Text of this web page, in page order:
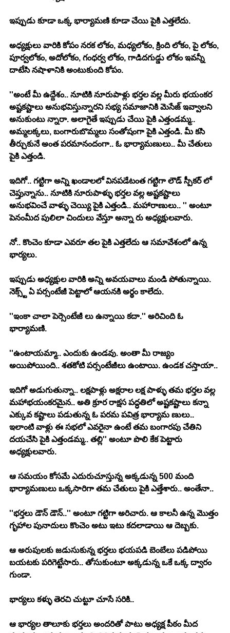
ఇప్పుడు కూడా ఒక్క భార్యామణి కూడా చేయి పైకి ఎత్తలేదు.
అధ్యక్షులు వారికి కోపం నరక లోకం, మధ్యలోకం, క్రింది లోకం, పై లోకం,
పూర్వలోకం, అదోలోకం, గంధర్వ లోకం, గాడిదగుడ్డు లోకం ఇవన్నీ
దాటేసి నషాళానికి అంటుకుంది కోపం.
''అంటే మీ ఉద్దేశం.. నూటికి నూరుపాళ్లు భర్తల వల్ల మీరు భయంకర
అష్టకష్టాలు అనుభవిస్తున్నారని సభ్య సమాజానికి మెసేజ్ ఇవ్వాలని
అనుకుంటు న్నారా. అలాగైతే ఇప్పుడు చేయి పైకి ఎత్తండమ్మ..
అమ్మలక్కలు, బంగారుబొమ్మలు సంతోషంగా పైకి ఎత్తండి. మీ కసి
తీర్చుకునే అంత పరమానందంగా.. ఓ భార్యామణులు.. మీ చేతులు
పైకి ఎత్తండి.
ఇదిగో.. గట్టిగా అన్ని ఖండాలలో వినపడేటంత గట్టిగా లౌడ్ స్పీకర్ లో
చెప్తున్నాను.. నూటికి నూరుపాళ్ళు భర్తల వల్ల అష్టకష్టాలు
అనుభవించే వాళ్ళు చెయ్యి పైకి ఎత్తండి.. మహారాణులు.. '' అంటూ
పెనంమీద పులిలా చిందులు వేస్తూ అన్నా రు అధ్యక్షులవారు.
నో.. కొంచెం కూడా ఎవరూ తల పైకి ఎత్తలేదు ఆ సమావేశంలో ఉన్న
భార్యలు.
ఇప్పుడు అధ్యక్షుల వారికి అన్ని అవయవాలు మండి పోతున్నాయి.
నెక్స్ట్ ఏ పర్సంటేజీ పెట్టాలో ఆయనకి అర్థం కాలేదు.
''ఇంకా చాలా పెర్సెంటేజీ లు ఉన్నాయి కదా.'' అరిచింది ఓ
భార్యామణి.
''ఉంటాయమ్మా.. ఎందుకు ఉండవు. అంతా మీ రాజ్యం
అయిపోయింది.. శతకోటి పర్సంటేజీలు ఉంటాయి. ఉండక చస్తాయా..
ఇదిగో అడుగుతున్నా.. లక్షపాళ్లు అక్షరాల లక్ష పాళ్ళు తమ భర్తల వల్ల
మహాభయంకరమైన.. అతి క్రూర రాక్షస పద్ధతిలో అష్టకష్టాలు కన్నా
ఎక్కువ కష్టాలు పడుతున్న ఓ పరమ పవిత్ర భార్యామ ణులు..
ఇలాంటి వాళ్లు ఈ సభలో ఎవరైనా ఉంటే తమ బంగారపు చేతిని
దయచేసి పైకి ఎత్తండమ్మ.. తల్లి'' అంటూ పొలి కేక పెట్టారు
అధ్యక్షులవారు.
ఆ సమయం కోసమే ఎదురుచూస్తున్న అక్కడున్న 500 మంది
భార్యామణులు ఒక్కసారిగా తమ చేతులు పైకి ఎత్తేశారు.. అంతేనా..
''భర్తలు డౌన్ డౌన్..'' అంటూ గట్టిగా అరిచారు. ఆ కాలనీ ఉన్న మొత్తం
గృహాల పునాదులు కొంచెం అటు ఇటు కదలాడాయి ఆ దెబ్బకు.
ఆ అరుపులకు జడుసుకున్న భర్తలు భయపడి బెంబేలు పడిపోయి
బయటకు పరిగెట్టేసారు.. తోసుకుంటూ అక్కడున్న ఒకే ఒక్క ద్వారం
గుండా.
భార్యలు కళ్ళు తెరచి చుట్టూ చూసే సరికి..
ఆ భార్యల తాలూకు భర్తలు అందరితో పాటు అధ్యక్ష పీఠం మీద